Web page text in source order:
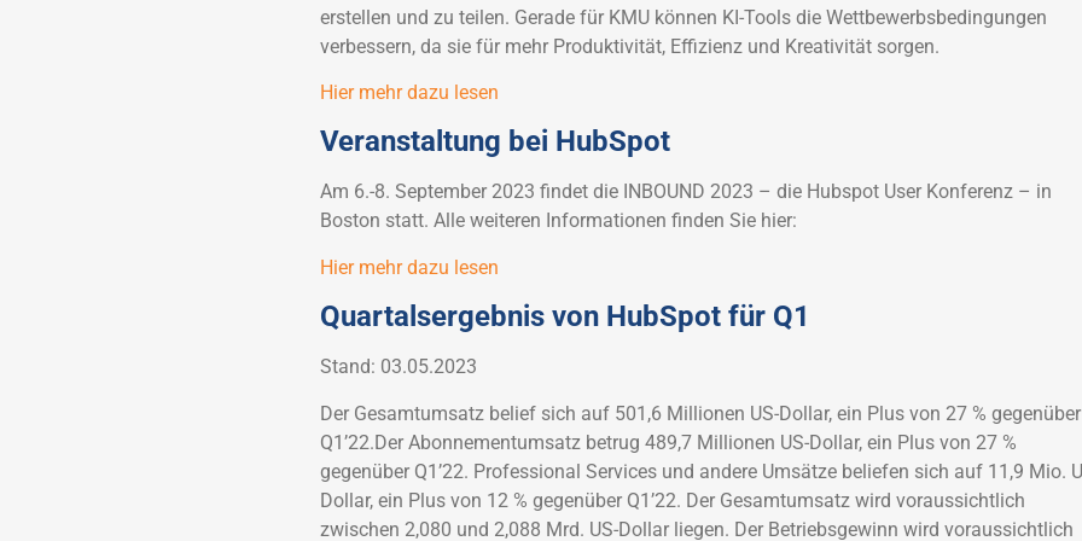
erstellen und zu teilen. Gerade für KMU können KI-Tools die Wettbewerbsbedingungen
verbessern, da sie für mehr Produktivität, Effizienz und Kreativität sorgen.
Hier mehr dazu lesen
Veranstaltung bei HubSpot
Am 6.-8. September 2023 findet die INBOUND 2023 – die Hubspot User Konferenz – in
Boston statt. Alle weiteren Informationen finden Sie hier:
Hier mehr dazu lesen
Quartalsergebnis von HubSpot für Q1
Stand: 03.05.2023
Der Gesamtumsatz belief sich auf 501,6 Millionen US-Dollar, ein Plus von 27 % gegenüber
Q1’22.Der Abonnementumsatz betrug 489,7 Millionen US-Dollar, ein Plus von 27 %
gegenüber Q1’22. Professional Services und andere Umsätze beliefen sich auf 11,9 Mio.
Dollar, ein Plus von 12 % gegenüber Q1’22. Der Gesamtumsatz wird voraussichtlich
zwischen 2,080 und 2,088 Mrd. US-Dollar liegen. Der Betriebsgewinn wird voraussichtlich